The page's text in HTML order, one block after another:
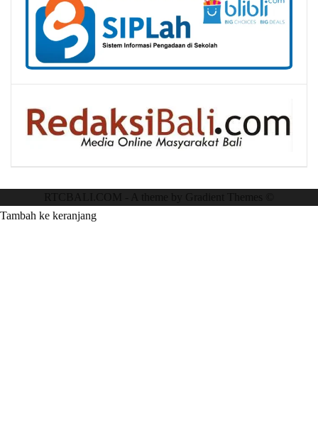
Tambah ke keranjang